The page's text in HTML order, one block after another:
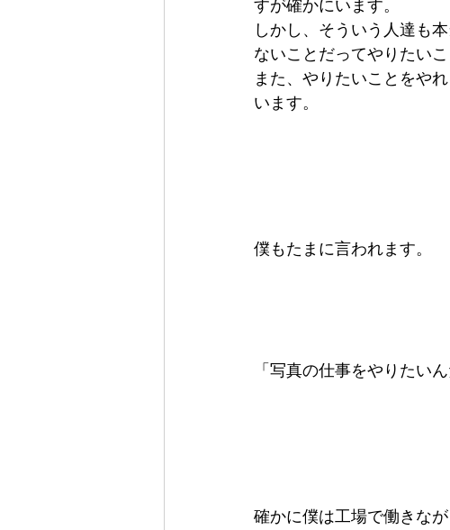
すが確かにいます。
しかし、そういう人達も
ないことだってやりたい
また、やりたいことをや
います。
僕もたまに言われます。
「写真の仕事をやりたい
確かに僕は工場で働きな